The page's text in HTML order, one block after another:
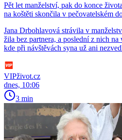
Pět let manželství, pak do konce
na koštěti skončila v pečovatelském
Jana Drbohlavová strávila v
žila bez partnera, a poslední z nich
kde při návštěvách syna už ani
VIPživot.cz
dnes, 10:06
3 min